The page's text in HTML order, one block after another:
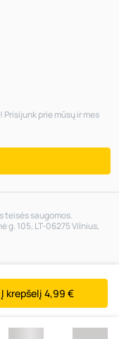
Į krepšelį 4,99 €
prie mūsų ir mes
teisės saugomos.
g. 105, LT-06275 Vilnius,